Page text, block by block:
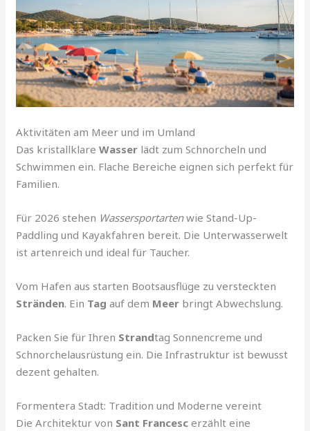
Aktivitäten am Meer und im Umland
Das kristallklareWasser lädt zum Schnorcheln und
Schwimmen ein. Flache Bereiche eignen sich perfekt für
Familien.
Für 2026 stehen Wassersportartenwie Stand-Up-
Paddling und Kayakfahren bereit. Die Unterwasserwelt
ist artenreich und ideal für Taucher.
Vom Hafen aus starten Bootsausflüge zu versteckten
Stränden. Ein Tag auf dem Meer bringt Abwechslung.
Packen Sie für Ihren Strandtag Sonnencreme und
Schnorchelausrüstung ein. Die Infrastruktur ist bewusst
dezent gehalten.
Formentera Stadt: Tradition und Moderne vereint
Die Architektur von Sant Francesc erzählt eine